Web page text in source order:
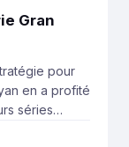
Gran
pour
en a profité
séries